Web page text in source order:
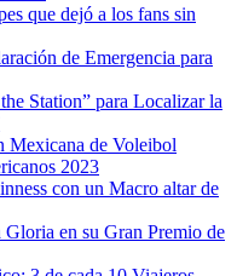
que dejó a los fans sin
de Emergencia para
Station” para Localizar la
Mexicana de Voleibol
2023
con un Macro altar de
Gloria en su Gran Premio de